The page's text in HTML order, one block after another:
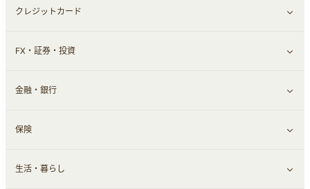
ウォーターサーバー
メンズ美容
日用品・薬局・からだ
ネット買取
すべて見る
家電・パソコン・ソフトウェア
通信・レンタルサーバー
スマホ・携帯電話・SIM
クレジットカード
すべて見る
クレジットカード
FX・証券・投資
すべて見る
証券
金融・銀行
銀行・ネット銀行
保険
すべて見る
生活・暮らし